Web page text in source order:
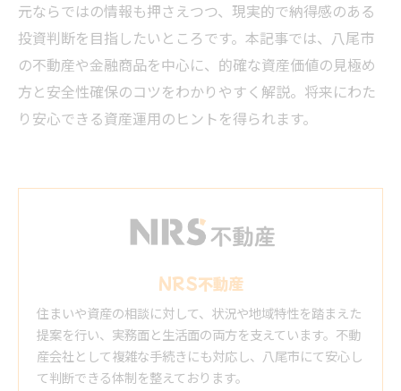
元ならではの情報も押さえつつ、現実的で納得感のある
投資判断を目指したいところです。本記事では、八尾市
の不動産や金融商品を中心に、的確な資産価値の見極め
方と安全性確保のコツをわかりやすく解説。将来にわた
り安心できる資産運用のヒントを得られます。
NRS不動産
住まいや資産の相談に対して、状況や地域特性を踏まえた
提案を行い、実務面と生活面の両方を支えています。不動
産会社として複雑な手続きにも対応し、八尾市にて安心し
て判断できる体制を整えております。